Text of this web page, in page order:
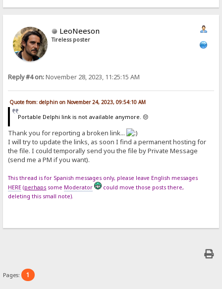
LeoNeeson
Tireless poster
Reply #4 on:November 28, 2023, 11:25:15 AM
Quote from: delphin on November 24, 2023, 09:54:10 AM
Portable Delphi link is not available anymore. 😔
Thank you for reporting a broken link...
I will try to update the links, as soon I find a permanent hosting for
the file. I could temporally send you the file by Private Message
(send me a PM if you want).
This thread is for Spanish messages only, please leave English messages
HERE (perhaps some Moderator
could move those posts there,
deleting this small note).
Pages: 1